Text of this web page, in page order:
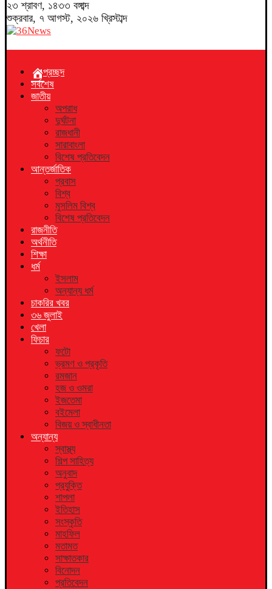
২৩ শ্রাবণ, ১৪৩৩ বঙ্গাব্দ
শুক্রবার, ৭ আগস্ট, ২০২৬ খ্রিস্টাব্দ
প্রচ্ছদ
সর্বশেষ
জাতীয়
অপরাধ
দুর্ঘটনা
রাজধানী
সারাবাংলা
বিশেষ প্রতিবেদন
আন্তর্জাতিক
প্রবাস
বিশ্ব
মুসলিম বিশ্ব
বিশেষ প্রতিবেদন
রাজনীতি
অর্থনীতি
শিক্ষা
ধর্ম
ইসলাম
অন্যান্য ধর্ম
চাকরির খবর
৩৬ জুলাই
খেলা
ফিচার
ফটো
ভ্রমণ ও প্রকৃতি
রমজান
হজ ও ওমরা
ইজতেমা
বইমেলা
বিজয় ও স্বাধীনতা
অন্যান্য
স্বাস্থ্য
শিল্প সাহিত্য
অনুবাদ
প্রযুক্তি
শাপলা
ইতিহাস
সংস্কৃতি
মাহফিল
মতামত
সাক্ষাতকার
বিনোদন
প্রতিবেদন